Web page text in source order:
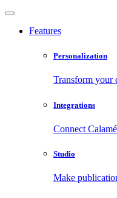
Features
Personalization
Transform your
Integrations
Connect
Studio
Make